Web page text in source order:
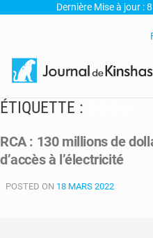
Dernière Mise à jour :
ÉTIQUETTE :
RCA : 130 millions de
d’accès à l’électricité
POSTED ON 18 MARS 2022